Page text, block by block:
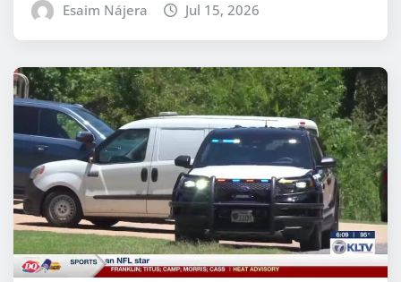
Esaim Nájera Jul 15, 2026